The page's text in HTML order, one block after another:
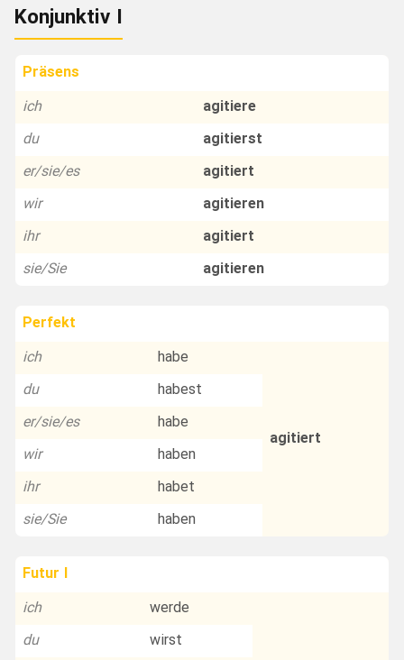
Konjunktiv I
Präsens
ich
agitiere
du
agitierst
er/sie/es
agitiert
wir
agitieren
ihr
agitiert
sie/Sie
agitieren
Perfekt
ich
habe
agitiert
du
habest
er/sie/es
habe
wir
haben
ihr
habet
sie/Sie
haben
Futur I
ich
werde
du
wirst